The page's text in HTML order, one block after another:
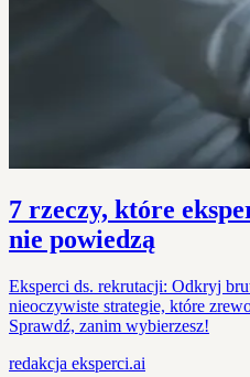
7 rzeczy, które
nie powiedzą
Eksperci ds. rekrutacji: Odkryj
nieoczywiste strategie, które
Sprawdź, zanim wybierzesz!
redakcja eksperci.ai